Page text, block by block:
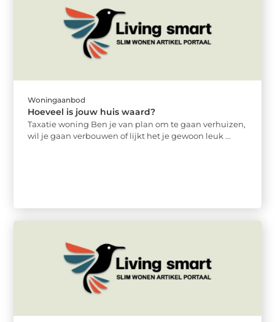
Woningaanbod
Hoeveel is jouw huis waard?
Taxatie woning Ben je van plan om te gaan verhuizen,
wil je gaan verbouwen of lijkt het je gewoon leuk ...